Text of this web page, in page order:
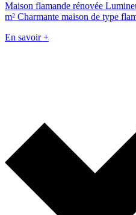
Maison flamande rénovée
m² Charmante maison de type
En savoir +